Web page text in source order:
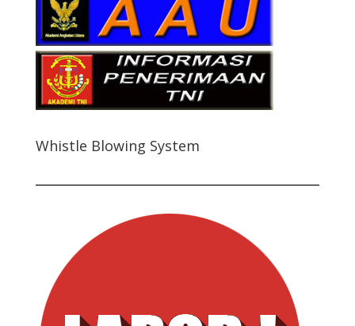
Whistle Blowing System